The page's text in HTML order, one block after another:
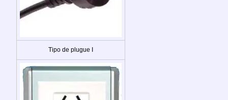
Tipo de plugue I